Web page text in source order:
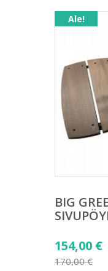
Ale!
BIG
170,00€
hinta
154,00 €